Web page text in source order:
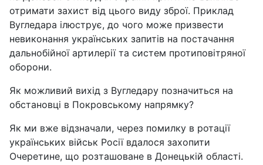
отримати захист від цього виду зброї. Приклад
Вугледара ілюструє, до чого може призвести
невиконання українських запитів на постачання
дальнобійної артилерії та систем протиповітряної
оборони.
Як можливий вихід з Вугледару позначиться на
обстановці в Покровському напрямку?
Як ми вже відзначали, через помилку в ротації
українських військ Росії вдалося захопити
Очеретине, що розташоване в Донецькій області.